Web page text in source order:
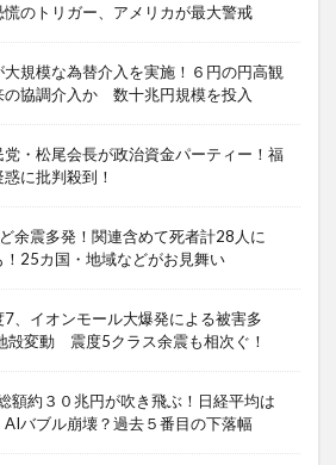
のトリガー、アメリカが最大警戒
大規模な為替介入を実施！６円の円高観
の協調介入か 数十兆円規模を投入
・松尾会長が政治資金パーティー！福
に批判殺到！
余震多発！関連含めて死者計28人に
25カ国・地域などがお見舞い
7、イオンモール大爆発による被害多
殻変動 震度5クラス余震も相次ぐ！
額約３０兆円が吹き飛ぶ！日経平均は
バブル崩壊？過去５番目の下落幅